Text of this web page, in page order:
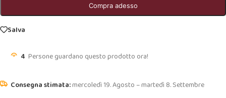
Compra adesso
Salva
4 Persone guardano questo prodotto ora!
mercoledì 19. Agosto – martedì 8. Settembre